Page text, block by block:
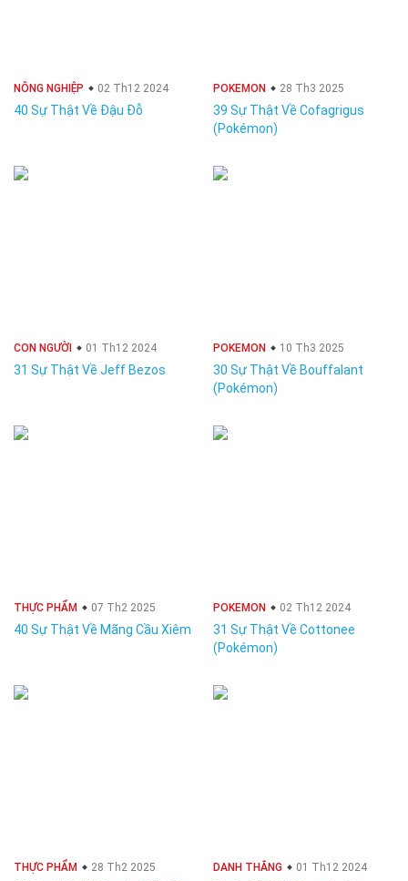
NÔNG NGHIỆP 02 Th12 2024
40 Sự Thật Về Đậu Đỗ
POKEMON 28 Th3 2025
39 Sự Thật Về Cofagrigus
(Pokémon)
CON NGƯỜI 01 Th12 2024
31 Sự Thật Về Jeff Bezos
POKEMON 10 Th3 2025
30 Sự Thật Về Bouffalant
(Pokémon)
THỰC PHẨM 07 Th2 2025
40 Sự Thật Về Mãng Cầu Xiêm
POKEMON 02 Th12 2024
31 Sự Thật Về Cottonee
(Pokémon)
THỰC PHẨM 28 Th2 2025 DANH THẮNG 01 Th12 2024